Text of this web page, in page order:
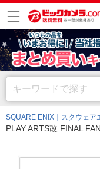
SQUARE ENIX｜スクウェア
PLAY ARTS改 FINAL